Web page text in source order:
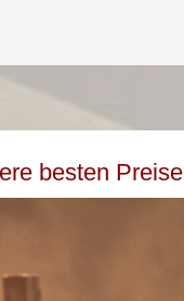
besten Preise